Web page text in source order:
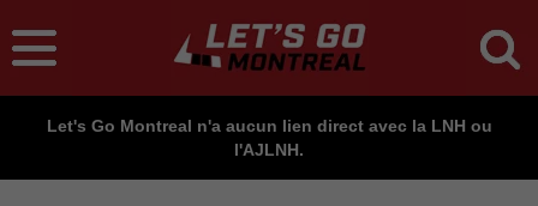
Let's Go Montreal n'a aucun lien direct avec la LNH ou
l'AJLNH.